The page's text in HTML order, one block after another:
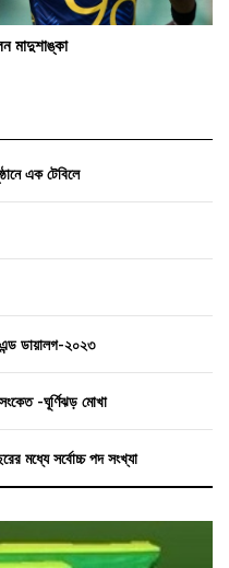
মাদুশাঙ্কা
এক টেবিলে
ডায়ালগ-২০২৩
-ঘূর্ণিঝড় মোখা
মধ্যে সর্বোচ্চ পদ সংখ্যা